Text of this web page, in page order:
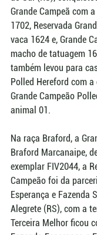
Grande Campeã com
1702, Reservada
vaca 1624 e, Grande
macho de tatuagem
também levou para
Polled Hereford com a
Grande Campeão
animal 01.
Na raça Braford, a
Braford Marcanaipe,
exemplar FIV2044, a
Campeão foi da
Esperança e Fazenda
Alegrete (RS), com a
Terceira Melhor ficou